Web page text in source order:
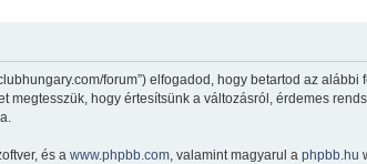
forum”) elfogadod, hogy betartod az alábbi
hogy értesítsünk a változásról, érdemes
és awww.phpbb.com , valamint magyarul aphpbb.hu